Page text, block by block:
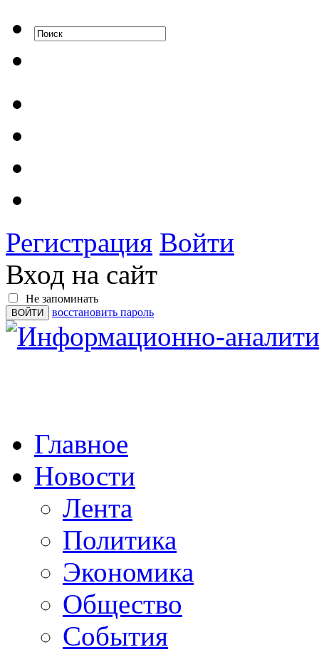
Регистрация Войти
Вход на сайт
Не запоминать
восстановить пароль
Главное
Новости
Лента
Политика
Экономика
Общество
События